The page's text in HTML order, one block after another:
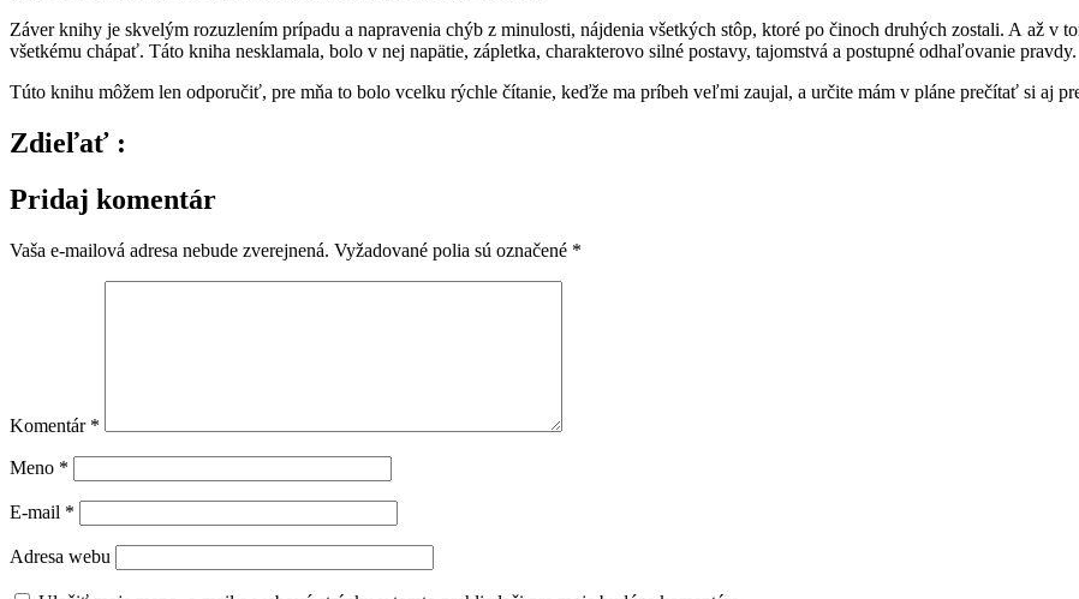
Záver knihy je skvelým rozuzlením prípadu a napravenia chýb z minulosti, nájdenia všetkých stôp, ktoré po činoch druhých zostali. A až v
všetkému chápať. Táto kniha nesklamala, bolo v nej napätie, zápletka, charakterovo silné postavy, tajomstvá a postupné odhaľovanie pravdy.
Túto knihu môžem len odporučiť, pre mňa to bolo vcelku rýchle čítanie, keďže ma príbeh veľmi zaujal, a určite mám v pláne prečítať si aj
Zdieľať :
Pridaj komentár
Vaša e-mailová adresa nebude zverejnená. Vyžadované polia sú označené *
Komentár *
Meno *
E-mail *
Adresa webu